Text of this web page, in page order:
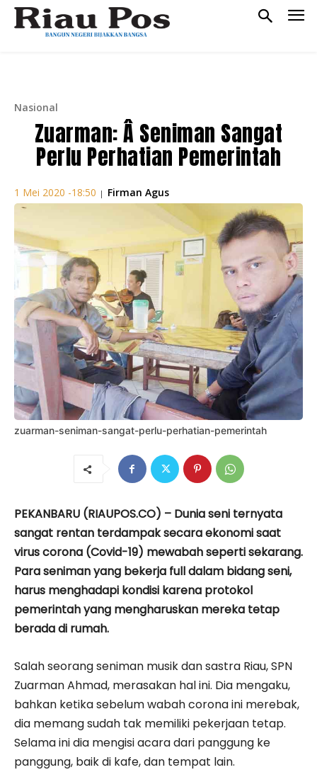
Nasional
Zuarman: Â Seniman Sangat
Perlu Perhatian Pemerintah
1 Mei 2020 -18:50 | Firman Agus
zuarman-seniman-sangat-perlu-perhatian-pemerintah
PEKANBARU (RIAUPOS.CO) – Dunia seni ternyata
sangat rentan terdampak secara ekonomi saat
virus corona (Covid-19) mewabah seperti sekarang.
Para seniman yang bekerja full dalam bidang seni,
harus menghadapi kondisi karena protokol
pemerintah yang mengharuskan mereka tetap
berada di rumah.
Salah seorang seniman musik dan sastra Riau, SPN
Zuarman Ahmad, merasakan hal ini. Dia mengaku,
bahkan ketika sebelum wabah corona ini merebak,
dia memang sudah tak memiliki pekerjaan tetap.
Selama ini dia mengisi acara dari panggung ke
panggung, baik di kafe, dan tempat lain.